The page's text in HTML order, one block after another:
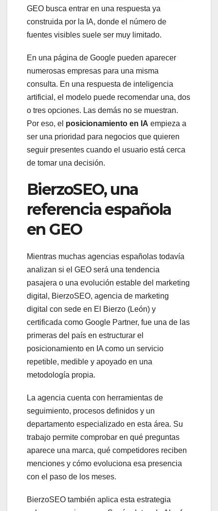
GEO busca entrar en una respuesta ya
construida por la IA, donde el número de
fuentes visibles suele ser muy limitado.
En una página de Google pueden aparecer
numerosas empresas para una misma
consulta. En una respuesta de inteligencia
artificial, el modelo puede recomendar una, dos
o tres opciones. Las demás no se muestran.
Por eso, el posicionamiento en IA empieza a
ser una prioridad para negocios que quieren
seguir presentes cuando el usuario está cerca
de tomar una decisión.
BierzoSEO, una
referencia española
en GEO
Mientras muchas agencias españolas todavía
analizan si el GEO será una tendencia
pasajera o una evolución estable del marketing
digital, BierzoSEO, agencia de marketing
digital con sede en El Bierzo (León) y
certificada como Google Partner, fue una de las
primeras del país en estructurar el
posicionamiento en IA como un servicio
repetible, medible y apoyado en una
metodología propia.
La agencia cuenta con herramientas de
seguimiento, procesos definidos y un
departamento especializado en esta área. Su
trabajo permite comprobar en qué preguntas
aparece una marca, qué competidores reciben
menciones y cómo evoluciona esa presencia
con el paso de los meses.
BierzoSEO también aplica esta estrategia